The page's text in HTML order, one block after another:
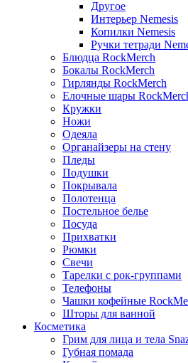
Другое
Интерьер Nemesis
Копилки Nemesis
Ручки тетради
Блюдца RockMerch
Бокалы RockMerch
Гирлянды RockMerch
Елочные шары
Кружки
Ножи
Одеяла
Органайзеры на стену
Пледы
Подушки
Покрывала
Полотенца
Постельное белье
Посуда
Прихватки
Рюмки
Свечи
Тарелки с рок-группами
Телефоны
Чашки кофейные
Шторы для ванной
Косметика
Грим для лица и тела
Губная помада